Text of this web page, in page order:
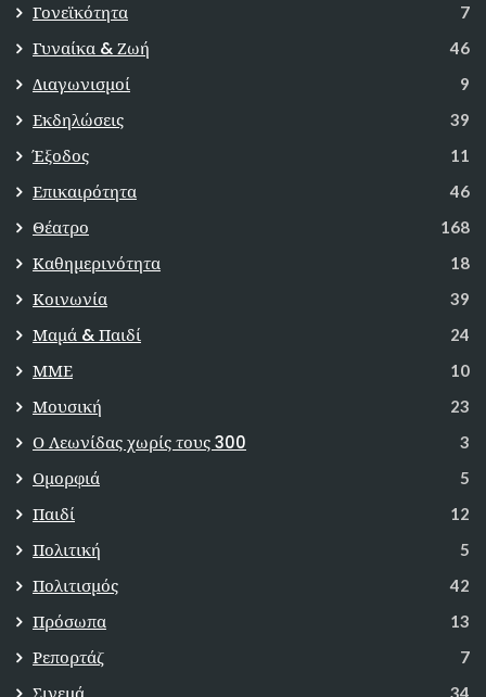
Γονεϊκότητα 7
Γυναίκα & Ζωή 46
Διαγωνισμοί 9
Εκδηλώσεις 39
Έξοδος 11
Επικαιρότητα 46
Θέατρο 168
Καθημερινότητα 18
Κοινωνία 39
Μαμά & Παιδί 24
ΜΜΕ 10
Μουσική 23
Ο Λεωνίδας χωρίς τους 300 3
Ομορφιά 5
Παιδί 12
Πολιτική 5
Πολιτισμός 42
Πρόσωπα 13
Ρεπορτάζ 7
34